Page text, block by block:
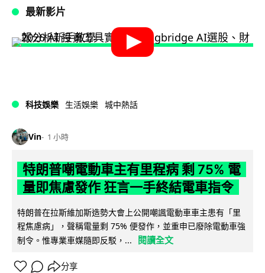
最新影片
科技娛樂 生活娛樂 城中熱話
Vin 1 小時
特朗普嘲電動車主有里程病 剩 75% 電
量即焦慮發作 狂言一手終結電車指令
特朗普在拉斯維加斯造勢大會上公開嘲諷電動車車主患有「里
程焦慮病」，聲稱電量剩 75% 便發作，並重申已廢除電動車強
制令。惟專業車媒隨即反駁，...
閱讀全文
分享